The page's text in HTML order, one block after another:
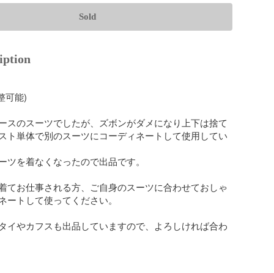
Sold
可能)
スのスーツでしたが、ズボンがダメになり上下は捨て
ト単体で別のスーツにコーディネートして使用してい
ツを着なくなったので出品です。
てお仕事される方、ご自身のスーツに合わせておしゃ
ートして使ってください。
イやカフスも出品していますので、よろしければ合わ